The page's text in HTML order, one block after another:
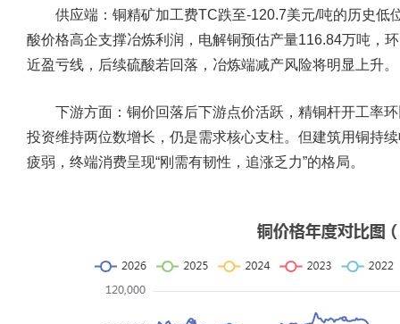
供应端： 铜精矿加工费TC跌至-120.7美元/吨的历史低
酸价格高企支撑冶炼利润，电解铜预估产量116.84万吨，
近盈亏线，后续硫酸若回落，冶炼端减产风险将明显上升。
下游方面： 铜价回落后下游点价活跃，精铜杆开工率
投资维持两位数增长，仍是需求核心支柱。但建筑用铜持
疲弱，终端消费呈现“刚需有韧性，追涨乏力”的格局。